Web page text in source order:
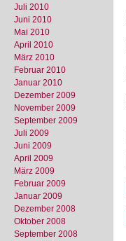
Juli 2010
Juni 2010
Mai 2010
April 2010
März 2010
Februar 2010
Januar 2010
Dezember 2009
November 2009
September 2009
Juli 2009
Juni 2009
April 2009
März 2009
Februar 2009
Januar 2009
Dezember 2008
Oktober 2008
September 2008